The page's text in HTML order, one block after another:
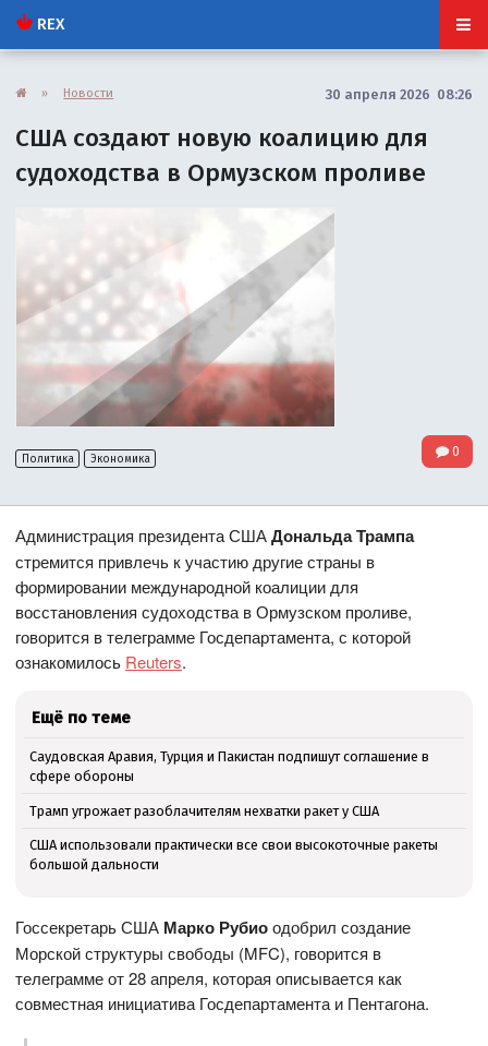
REX
» Новости 30 апреля 2026 08:26
США создают новую коалицию для
судоходства в Ормузском проливе
Политика Экономика 0
Администрация президента СШАДональда Трампа
стремится привлечь к участию другие страны в
формировании международной коалиции для
восстановления судоходства в Ормузском проливе,
говорится в телеграмме Госдепартамента, с которой
ознакомилось Reuters.
Ещё по теме
Саудовская Аравия, Турция и Пакистан подпишут соглашение в
сфере обороны
Трамп угрожает разоблачителям нехватки ракет у США
США использовали практически все свои высокоточные ракеты
большой дальности
Госсекретарь США Марко Рубиоодобрил создание
Морской структуры свободы (MFC), говорится в
телеграмме от 28 апреля, которая описывается как
совместная инициатива Госдепартамента и Пентагона.